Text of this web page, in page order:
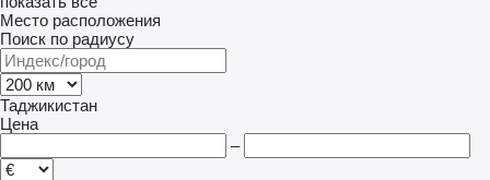
Место расположения
Поиск по радиусу
Таджикистан
Цена
–